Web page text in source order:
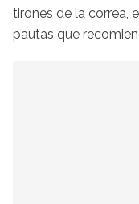
tirones de la correa,
pautas que